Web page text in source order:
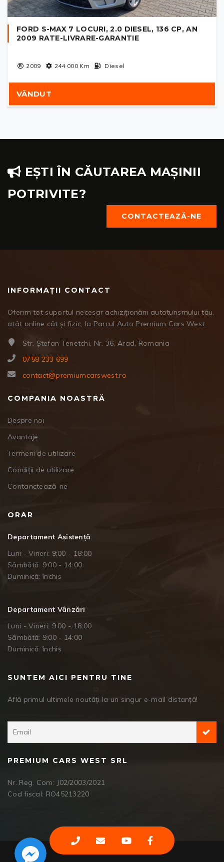
FORD S-MAX 7 LOCURI, 2.0 DIESEL, 136 CP, AN
2009 RATE-LIVRARE-GARANTIE
2009 244 000Km Diesel
VÂNDUT
EȘTI ÎN CĂUTAREA MAȘINII
POTRIVITE?
CONTACTEAZĂ-NE
INFORMAȚII CONTACT
Oferim tot suportul necesar achiziționării autoturismului tău,
atât online cât și fizic, la Parcul Auto Premium Cars West.
Str. Ștefan Tenetchi, Nr. 36, Arad, Romania
0758 233 699
contact@premiumcarswest.ro
COMPANIA NOASTRĂ
Despre noi
Avantaje
Termeni de utilizare
Condiții de utilizare
Contanctează-ne
ORAR
Departament Asistență
Luni - Vineri: 9:00 - 18:00
Sâmbătă: 9:00 - 14:00
Duminică: închis
Departament Vânzări
Luni - Vineri: 9:00 - 18:00
Sâmbătă: 9:00 - 14:00
Duminică: închis
SUNTEM AICI PENTRU TINE
Află primul ultimele noutăți la un singur e-mail distanță!
PREMIUM CARS WEST SRL
Nr. Reg. Com: J02/2003/2021
Cod fiscal: RO45213220
Facebook Messenger